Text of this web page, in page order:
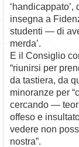
insegna a
studenti — di
merda’.
E il Consiglio
“riunirsi per
da tastiera, da
minoranze per
cercando —
offeso e
vedere non
nostra”.